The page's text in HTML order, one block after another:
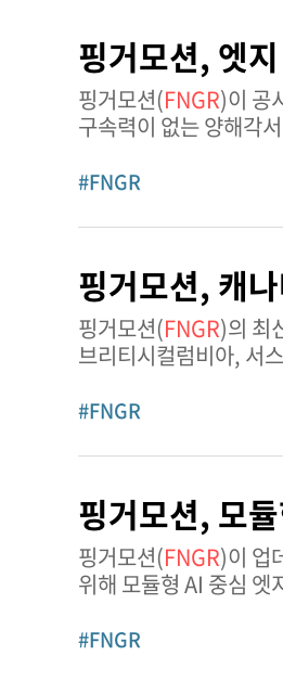
핑거모션, 엣
핑거모션(FNGR)이 공시를 발표했다. 2026년 6월
구속력이 없는 양해각
#FNGR
핑거모션, 캐
핑거모션(FNGR)의 최신 공시가 발표
브리티시컬럼비아, 서
#FNGR
핑거모션, 모
핑거모션(FNGR)이 업데이트를 공유했다.
위해 모듈형 AI 중심 엣
#FNGR